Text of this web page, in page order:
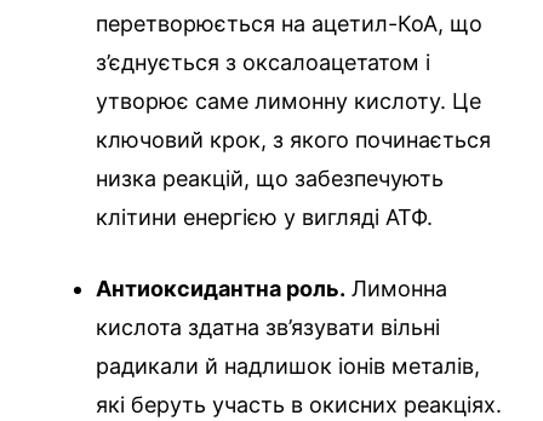
перетворюється на ацетил-КоА, що
з’єднується з оксалоацетатом і
утворює саме лимонну кислоту. Це
ключовий крок, з якого починається
низка реакцій, що забезпечують
клітини енергією у вигляді АТФ.
Антиоксидантна роль. Лимонна
кислота здатна зв’язувати вільні
радикали й надлишок іонів металів,
які беруть участь в окисних реакціях.